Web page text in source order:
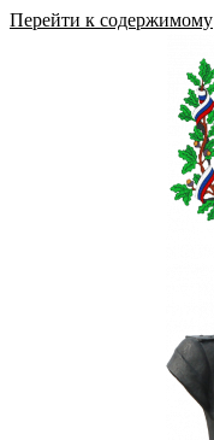
Перейти к содержимому